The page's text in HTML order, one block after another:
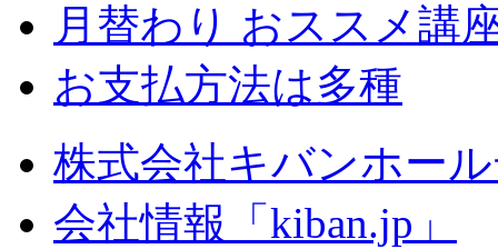
月替わり おススメ講
お支払方法は多種
株式会社キバンホー
会社情報「kiban.jp」